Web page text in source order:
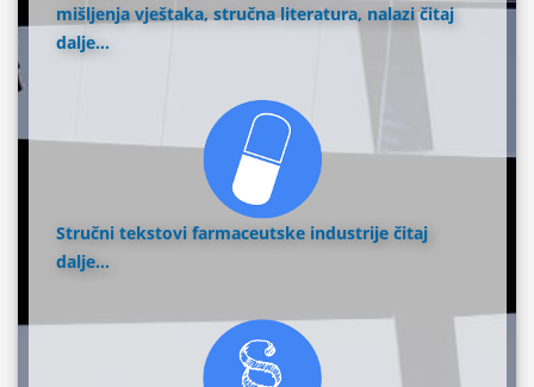
mišljenja vještaka, stručna literatura, nalazi čitaj
dalje...
Stručni tekstovi farmaceutske industriječitaj
dalje...